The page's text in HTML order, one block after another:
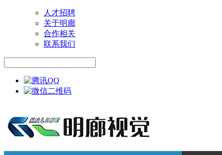
人才招聘
关于明廊
合作相关
联系我们